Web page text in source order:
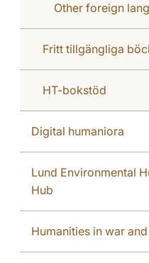
Other foreign
Fritt tillgängliga
HT-bokstöd
Digital humaniora
Lund Environmental
Hub
Humanities in war